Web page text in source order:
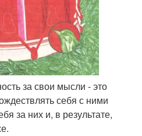
за свои мысли - это
себя с ними
за них и, в результате,